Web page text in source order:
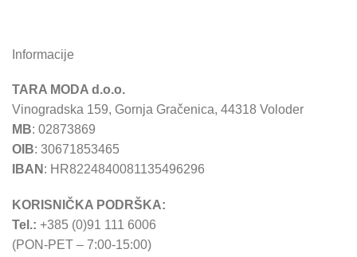
Informacije
TARA MODA d.o.o.
Vinogradska 159, Gornja Gračenica, 44318 Voloder
MB: 02873869
OIB: 30671853465
IBAN : HR8224840081135496296
KORISNIČKA PODRŠKA:
Tel.: +385 (0)91 111 6006
(PON-PET – 7:00-15:00)